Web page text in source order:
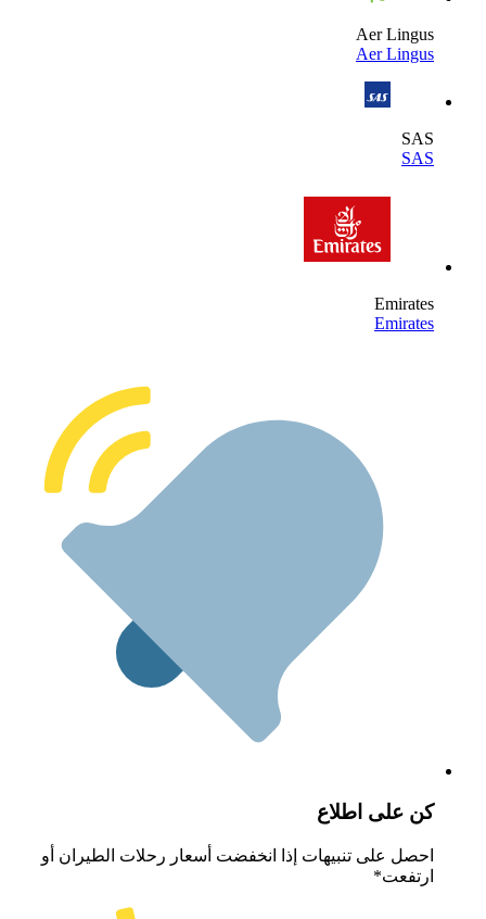
Aer
Aer
على اطلاع
على تنبيهات إذا انخفضت أسعار رحلات الطيران أو